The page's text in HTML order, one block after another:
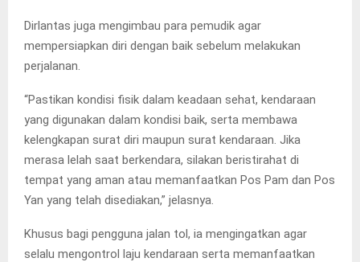
Dirlantas juga mengimbau para pemudik agar
mempersiapkan diri dengan baik sebelum melakukan
perjalanan.
“Pastikan kondisi fisik dalam keadaan sehat, kendaraan
yang digunakan dalam kondisi baik, serta membawa
kelengkapan surat diri maupun surat kendaraan. Jika
merasa lelah saat berkendara, silakan beristirahat di
tempat yang aman atau memanfaatkan Pos Pam dan Pos
Yan yang telah disediakan,” jelasnya.
Khusus bagi pengguna jalan tol, ia mengingatkan agar
selalu mengontrol laju kendaraan serta memanfaatkan